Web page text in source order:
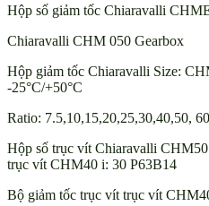
Hộp số giảm tốc Chiaravalli
Chiaravalli CHM 050 Gearbox
Hộp giảm tốc Chiaravalli Size:
-25°C/+50°C
Ratio: 7.5,10,15,20,25,30,40,50,
Hộp số trục vít Chiaravalli
trục vít CHM40 i: 30 P63B14
Bộ giảm tốc trục vít trục vít